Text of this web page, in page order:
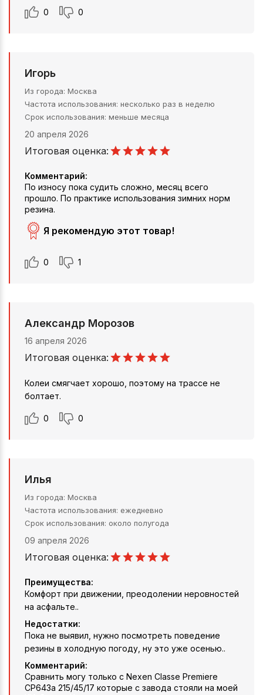
0 0
Игорь
Из города Москва
Частота использования несколько раз в неделю
Срок использования меньше месяца
20 апреля 2026
Итоговая оценка:
Комментарий:
По износу пока судить сложно, месяц всего
прошло. По практике использования зимних норм
резина.
Я рекомендую этот товар!
0 1
Александр Морозов
16 апреля 2026
Итоговая оценка:
Колеи смягчает хорошо, поэтому на трассе не
болтает.
0 0
Илья
Из города Москва
Частота использования ежедневно
Срок использования около полугода
09 апреля 2026
Итоговая оценка:
Преимущества:
Комфорт при движении, преодолении неровностей
на асфальте..
Недостатки:
Пока не выявил, нужно посмотреть поведение
резины в холодную погоду, ну это уже осенью..
Комментарий:
Сравнить могу только с Nexen Classe Premiere
CP643a 215/45/17 которые с завода стояли на моей